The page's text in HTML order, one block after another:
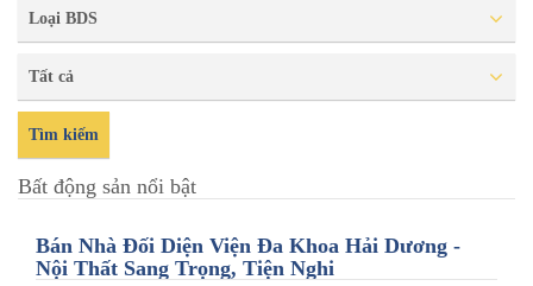
Loại BDS
Tất cả
Tìm kiếm
Bất động sản nổi bật
Bán Nhà Đối Diện Viện Đa Khoa Hải Dương -
Nội Thất Sang Trọng, Tiện Nghi